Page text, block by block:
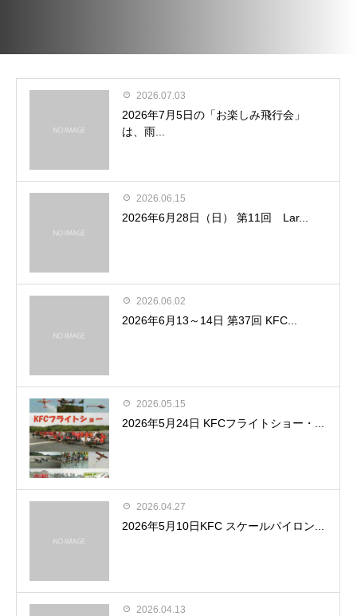
2026.07.03
2026年7月5日の「お楽しみ飛行会」
は、雨...
2026.06.15
2026年6月28日（日） 第11回 Lar...
2026.06.02
2026年6月13～14日 第37回 KFC...
2026.05.15
2026年5月24日 KFCフライトショー・...
2026.04.27
2026年5月10日KFC スケールパイロン...
2026.04.13